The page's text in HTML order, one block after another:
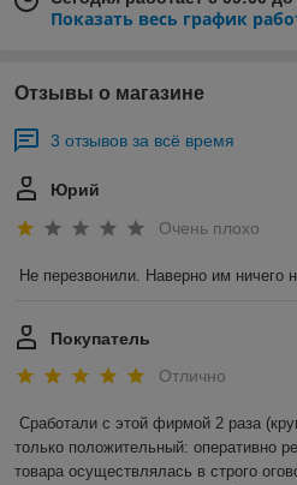
Показать весь график
Отзывы о магазине
3 отзывов за всё время
Юрий
Очень плохо
Не перезвонили. Наверно им ничего
Покупатель
Отлично
Сработали с этой фирмой 2 раза
только положительный: оперативно
товара осуществлялась в строго